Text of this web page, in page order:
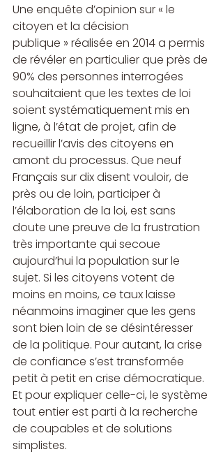
Une enquête d’opinion sur « le
citoyen et la décision
publique » réalisée en 2014 a permis
de révéler en particulier que près de
90% des personnes interrogées
souhaitaient que les textes de loi
soient systématiquement mis en
ligne, à l’état de projet, afin de
recueillir l’avis des citoyens en
amont du processus. Que neuf
Français sur dix disent vouloir, de
près ou de loin, participer à
l’élaboration de la loi, est sans
doute une preuve de la frustration
très importante qui secoue
aujourd’hui la population sur le
sujet. Si les citoyens votent de
moins en moins, ce taux laisse
néanmoins imaginer que les gens
sont bien loin de se désintéresser
de la politique. Pour autant, la crise
de confiance s’est transformée
petit à petit en crise démocratique.
Et pour expliquer celle-ci, le système
tout entier est parti à la recherche
de coupables et de solutions
simplistes.